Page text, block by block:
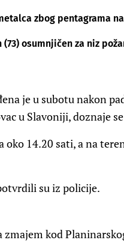
zbog pentagrama
osumnjičen za niz
je u subotu nakon
u Slavoniji, doznaje
oko 14.20 sati, a na
su iz policije.
zmajem kod